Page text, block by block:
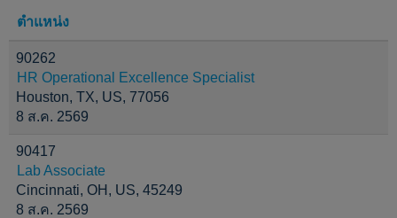
ตำแหน่ง
90262
HR Operational Excellence Specialist
Houston, TX, US, 77056
8 ส.ค. 2569
90417
Lab Associate
Cincinnati, OH, US, 45249
8 ส.ค. 2569